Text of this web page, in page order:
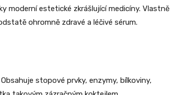
moderní estetické zkrášlující medicíny. Vlastně
ohromně zdravé a léčivé sérum.
stopové prvky, enzymy, bílkoviny,